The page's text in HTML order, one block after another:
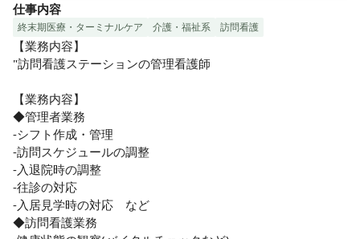
仕事内容
終末期医療・ターミナルケア 介護・福祉系 訪問看護
【業務内容】
"訪問看護ステーションの管理看護師
【業務内容】
◆管理者業務
-シフト作成・管理
-訪問スケジュールの調整
-入退院時の調整
-往診の対応
-入居見学時の対応　など
◆訪問看護業務